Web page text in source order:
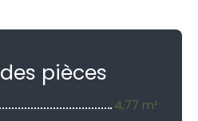
des pièces
4,77 m²